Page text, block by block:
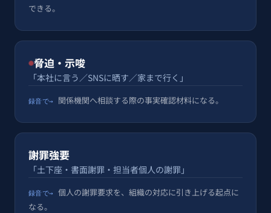
できる。
脅迫・示唆
「本社に言う／SNSに晒す／家まで行く」
録音で→ 関係機関へ相談する際の事実確認材料になる。
謝罪強要
「土下座・書面謝罪・担当者個人の謝罪」
録音で→個人の謝罪要求を、組織の対応に引き上げる起点に
なる。